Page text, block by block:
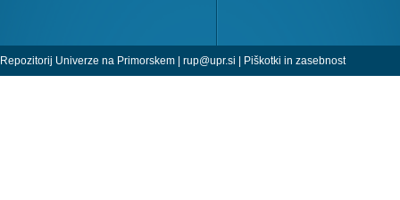
Repozitorij Univerze na Primorskem | rup@upr.si | Piškotki in zasebnost